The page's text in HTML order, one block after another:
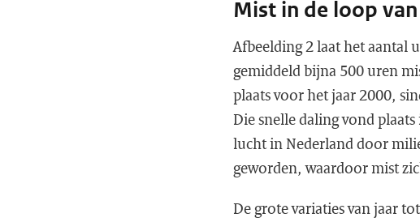
Mist in de loop
Afbeelding 2 laat het aantal
gemiddeld bijna 500 uren
plaats voor het jaar 2000,
Die snelle daling vond
lucht in Nederland door
geworden, waardoor mist
De grote variaties van jaar